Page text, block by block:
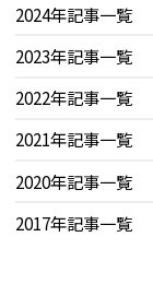
2024年記事一覧
2023年記事一覧
2022年記事一覧
2021年記事一覧
2020年記事一覧
2017年記事一覧